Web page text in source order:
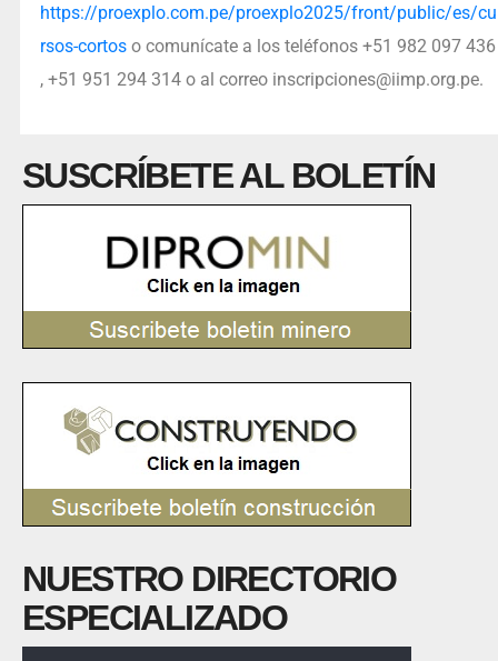
https://proexplo.com.pe/proexplo2025/front/public/es/cu
rsos-cortoso comunícate a los teléfonos +51 982 097 436
, +51 951 294 314 o al correo inscripciones@iimp.org.pe.
SUSCRÍBETE AL BOLETÍN
NUESTRO DIRECTORIO
ESPECIALIZADO